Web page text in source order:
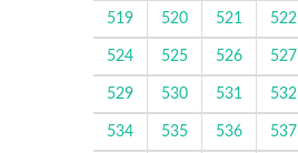
519 520 521 522
524 525 526 527
529 530 531 532
534 535 536 537